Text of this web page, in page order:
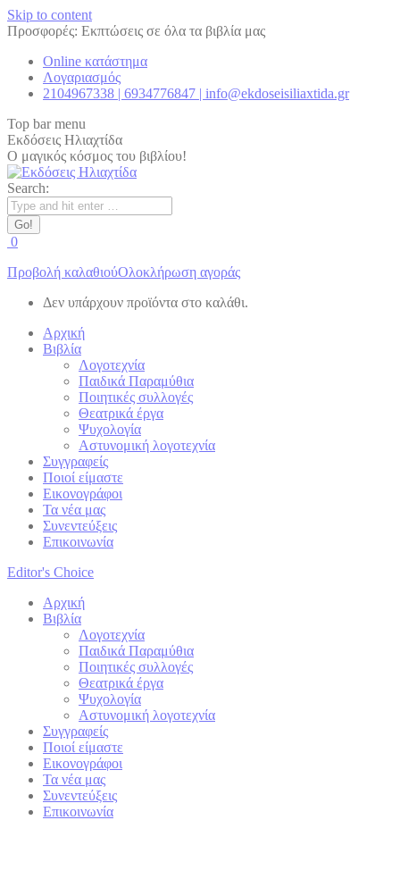
Skip to content
Προσφορές: Εκπτώσεις σε όλα τα βιβλία μας
Online κατάστημα
Λογαριασμός
2104967338 | 6934776847 | info@ekdoseisiliaxtida.gr
Top bar menu
Εκδόσεις Ηλιαχτίδα
Ο μαγικός κόσμος του βιβλίου!
Search:
0
Προβολή καλαθιούΟλοκλήρωση αγοράς
Δεν υπάρχουν προϊόντα στο καλάθι.
Αρχική
Βιβλία
Λογοτεχνία
Παιδικά Παραμύθια
Ποιητικές συλλογές
Θεατρικά έργα
Ψυχολογία
Αστυνομική λογοτεχνία
Συγγραφείς
Ποιοί είμαστε
Εικονογράφοι
Τα νέα μας
Συνεντεύξεις
Επικοινωνία
Editor's Choice
Αρχική
Βιβλία
Λογοτεχνία
Παιδικά Παραμύθια
Ποιητικές συλλογές
Θεατρικά έργα
Ψυχολογία
Αστυνομική λογοτεχνία
Συγγραφείς
Ποιοί είμαστε
Εικονογράφοι
Τα νέα μας
Συνεντεύξεις
Επικοινωνία